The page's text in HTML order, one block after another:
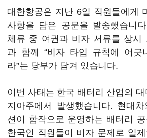
대한항공은 지난 6일 직원들에게
사항을 담은 공문을 발송했습니다
체류 중 여권과 비자 서류를 상시
과 함께 “비자 타입 규칙에 어긋
라”는 당부가 담겨 있습니다.
이번 사태는 한국 배터리 산업의
지아주에서 발생했습니다. 현대
션이 합작으로 운영하는 배터리
한국인 직원들이 비자 문제로 일